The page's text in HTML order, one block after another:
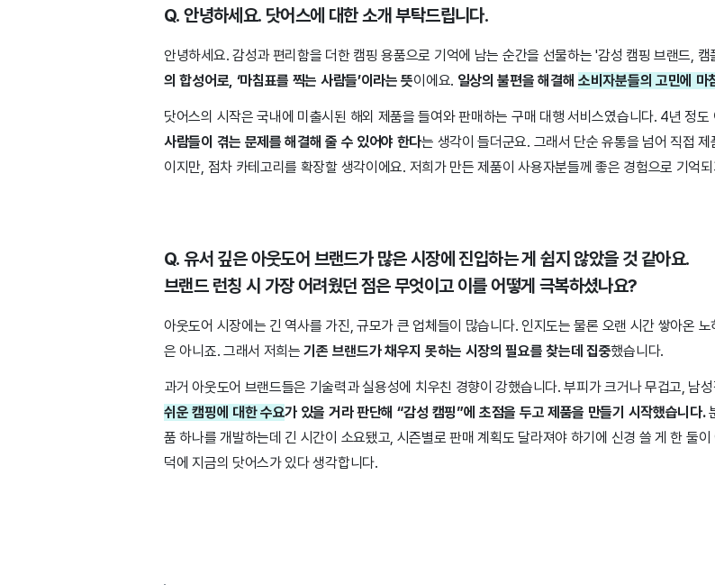
Q. 안녕하세요. 닷어스에 대한 소개 부탁드립니다.
안녕하세요. 감성과 편리함을 더한 캠핑 용품으로 기억에 남는 순간을 선물하는 '감성 캠핑 브랜드,
의 합성어로, ‘마침표를 찍는 사람들’이라는 뜻이에요. 일상의 불편을 해결해소비자분들의 고민에 마
닷어스의 시작은 국내에 미출시된 해외 제품을 들여와 판매하는 구매 대행 서비스였습니다. 4년 정
사람들이 겪는 문제를 해결해 줄 수 있어야 한다는 생각이 들더군요. 그래서 단순 유통을 넘어 직접
이지만, 점차 카테고리를 확장할 생각이에요. 저희가 만든 제품이 사용자분들께 좋은 경험으로 기억
Q. 유서 깊은 아웃도어 브랜드가 많은 시장에 진입하는 게 쉽지 않았을 것 같아요.
브랜드 런칭 시 가장 어려웠던 점은 무엇이고 이를 어떻게 극복하셨나요?
아웃도어 시장에는 긴 역사를 가진, 규모가 큰 업체들이 많습니다. 인지도는 물론 오랜 시간 쌓아온
은 아니죠. 그래서 저희는기존 브랜드가 채우지 못하는 시장의 필요를 찾는데 집중했습니다.
과거 아웃도어 브랜드들은 기술력과 실용성에 치우친 경향이 강했습니다. 부피가 크거나 무겁고, 남
쉬운 캠핑에 대한 수요가 있을 거라 판단해 “감성 캠핑”에 초점을 두고 제품을 만들기 시작했습니다.
품 하나를 개발하는데 긴 시간이 소요됐고, 시즌별로 판매 계획도 달라져야 하기에 신경 쓸 게 한 둘
덕에 지금의 닷어스가 있다 생각합니다.